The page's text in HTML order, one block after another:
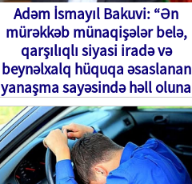
Adəm İsmayıl Bakuvi: “Ən
mürəkkəb münaqişələr belə,
qarşılıqlı siyasi iradə və
beynəlxalq hüquqa əsaslanan
yanaşma sayəsində həll oluna
bilər”